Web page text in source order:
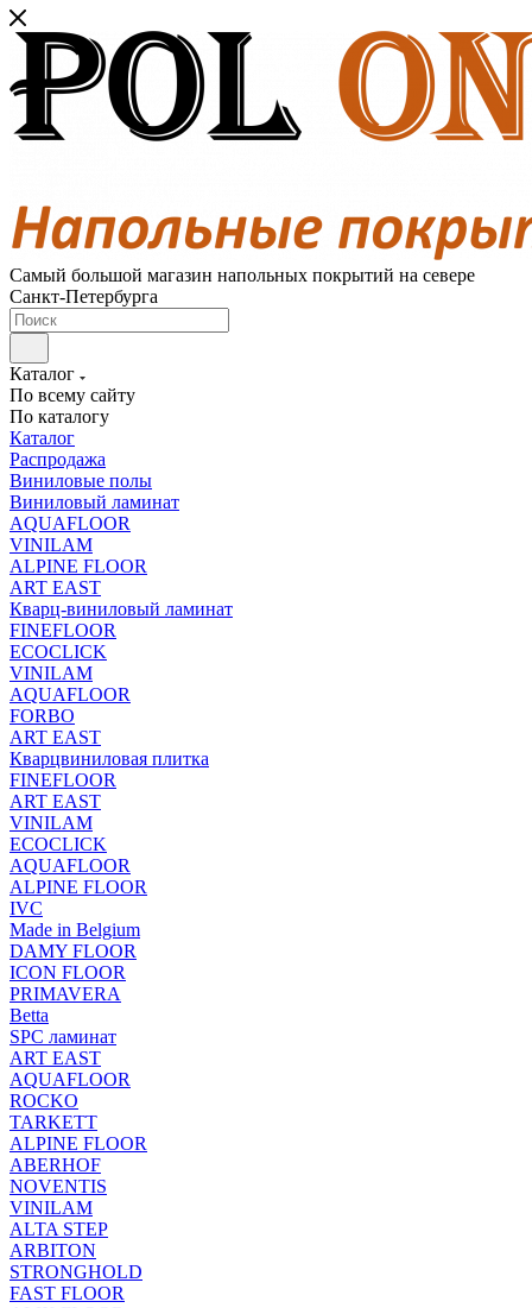
Самый большой магазин напольных покрытий на севере
Санкт-Петербурга
Каталог
По всему сайту
По каталогу
Каталог
Распродажа
Виниловые полы
Виниловый ламинат
AQUAFLOOR
VINILAM
ALPINE FLOOR
ART EAST
Кварц-виниловый ламинат
FINEFLOOR
ECOCLICK
VINILAM
AQUAFLOOR
FORBO
ART EAST
Кварцвиниловая плитка
FINEFLOOR
ART EAST
VINILAM
ECOCLICK
AQUAFLOOR
ALPINE FLOOR
IVC
Made in Belgium
DAMY FLOOR
ICON FLOOR
PRIMAVERA
Betta
SPC ламинат
ART EAST
AQUAFLOOR
ROCKO
TARKETT
ALPINE FLOOR
ABERHOF
NOVENTIS
VINILAM
ALTA STEP
ARBITON
STRONGHOLD
FAST FLOOR